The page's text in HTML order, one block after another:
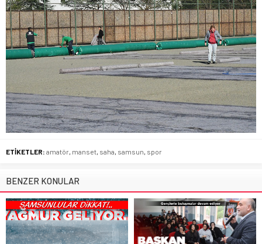
ETİKETLER: amatör manset saha samsun spor
BENZER KONULAR